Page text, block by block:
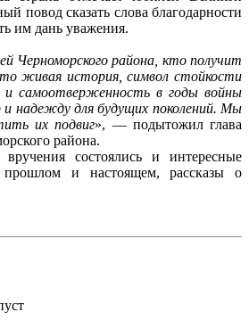
повод сказать слова благодарности
им дань уважения.
Черноморского района, кто получит
живая история, символ стойкости
самоотверженность в годы войны
и надежду для будущих поколений. Мы
их подвиг», — подытожил глава
района.
состоялись и интересные
и настоящем, рассказы о